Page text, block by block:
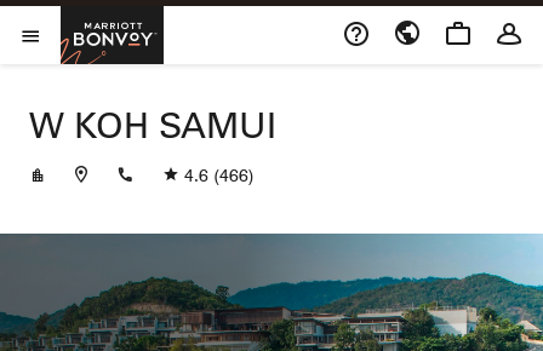
Skip to Content
Открыть меню
Marriott Bonvoy
W KOH SAMUI
+6677915999
4.6 (466)